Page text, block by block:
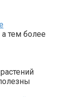
тем более